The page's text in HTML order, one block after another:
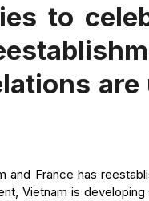
to
are
and France has
Vietnam is